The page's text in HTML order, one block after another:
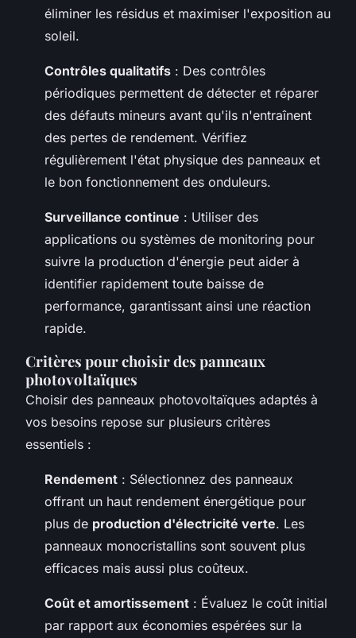
éliminer les résidus et maximiser l'exposition au
soleil.
Contrôles qualitatifs : Des contrôles
périodiques permettent de détecter et réparer
des défauts mineurs avant qu'ils n'entraînent
des pertes de rendement. Vérifiez
régulièrement l'état physique des panneaux et
le bon fonctionnement des onduleurs.
Surveillance continue : Utiliser des
applications ou systèmes de monitoring pour
suivre la production d'énergie peut aider à
identifier rapidement toute baisse de
performance, garantissant ainsi une réaction
rapide.
Critères pour choisir des panneaux
photovoltaïques
Choisir des panneaux photovoltaïques adaptés à
vos besoins repose sur plusieurs critères
essentiels :
Rendement : Sélectionnez des panneaux
offrant un haut rendement énergétique pour
plus de production d'électricité verte. Les
panneaux monocristallins sont souvent plus
efficaces mais aussi plus coûteux.
Coût et amortissement : Évaluez le coût initial
par rapport aux économies espérées sur la